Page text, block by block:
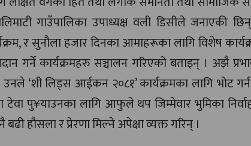
गाउँपालिका उपाध्यक्ष वली डिसीले जनाएकी
र सुनौला हजार दिनका आमाहरूका लागि विशेष
गर्ने कार्यक्रमहरु सञ्चालन गरिएको बताइन् । अझै
‘शी लिड्स आईकन २०८१’ कार्यक्रमका लागि भोट
टेवा पु¥याउनका लागि आफुले थप जिम्मेवार भुमिका
हौसला र प्रेरणा मिल्ने अपेक्षा व्यक्त गरिन् ।